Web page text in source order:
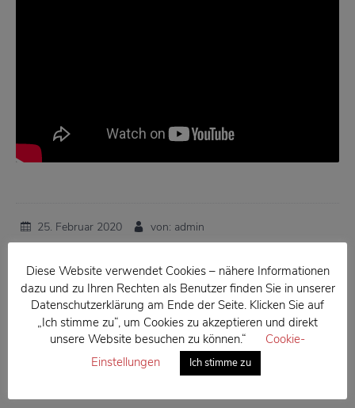
25. Februar 2020
von: admin
VORHERIGER BEITRAG
Diese Website verwendet Cookies – nähere Informationen
dazu und zu Ihren Rechten als Benutzer finden Sie in unserer
Datenschutzerklärung am Ende der Seite. Klicken Sie auf
„Ich stimme zu“, um Cookies zu akzeptieren und direkt
unsere Website besuchen zu können.“
Cookie-
Einstellungen
Ich stimme zu